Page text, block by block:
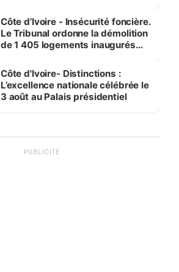
Côte d’Ivoire - Insécurité foncière.
Le Tribunal ordonne la démolition
de 1 405 logements inaugurés
Bassam
Côte d'Ivoire- Distinctions :
L’excellence nationale célébrée le
3 août au Palais présidentiel
PUBLICITÉ